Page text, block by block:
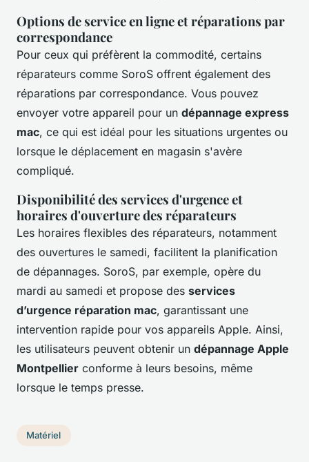
Options de service en ligne et réparations par
correspondance
Pour ceux qui préfèrent la commodité, certains
réparateurs comme SoroS offrent également des
réparations par correspondance. Vous pouvez
envoyer votre appareil pour un dépannage express
mac, ce qui est idéal pour les situations urgentes ou
lorsque le déplacement en magasin s'avère
compliqué.
Disponibilité des services d'urgence et
horaires d'ouverture des réparateurs
Les horaires flexibles des réparateurs, notamment
des ouvertures le samedi, facilitent la planification
de dépannages. SoroS, par exemple, opère du
mardi au samedi et propose des services
d’urgence réparation mac, garantissant une
intervention rapide pour vos appareils Apple. Ainsi,
les utilisateurs peuvent obtenir un dépannage Apple
Montpellier conforme à leurs besoins, même
lorsque le temps presse.
Matériel